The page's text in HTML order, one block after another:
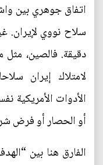
اتفاق جوهري بين
سلاح نووي لإيران.
دقيقة. فالصين، مثل
لامتلاك إيران
الأدوات الأمريكية
أو الحصار أو فرض
الفارق هنا بين